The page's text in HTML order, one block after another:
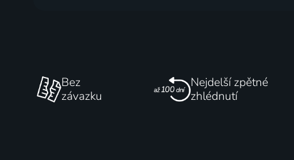
Bez
závazku
Nejdelší zpětné
zhlédnutí